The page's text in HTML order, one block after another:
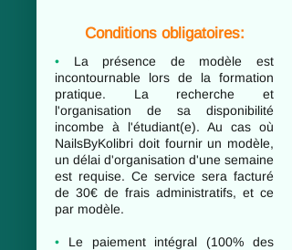
Conditions obligatoires:
• La présence de modèle est
incontournable lors de la formation
pratique. La recherche et
l'organisation de sa disponibilité
incombe à l'étudiant(e). Au cas où
NailsByKolibri doit fournir un modèle,
un délai d'organisation d'une semaine
est requise. Ce service sera facturé
de 30€ de frais administratifs, et ce
par modèle.
• Le paiement intégral (100% des